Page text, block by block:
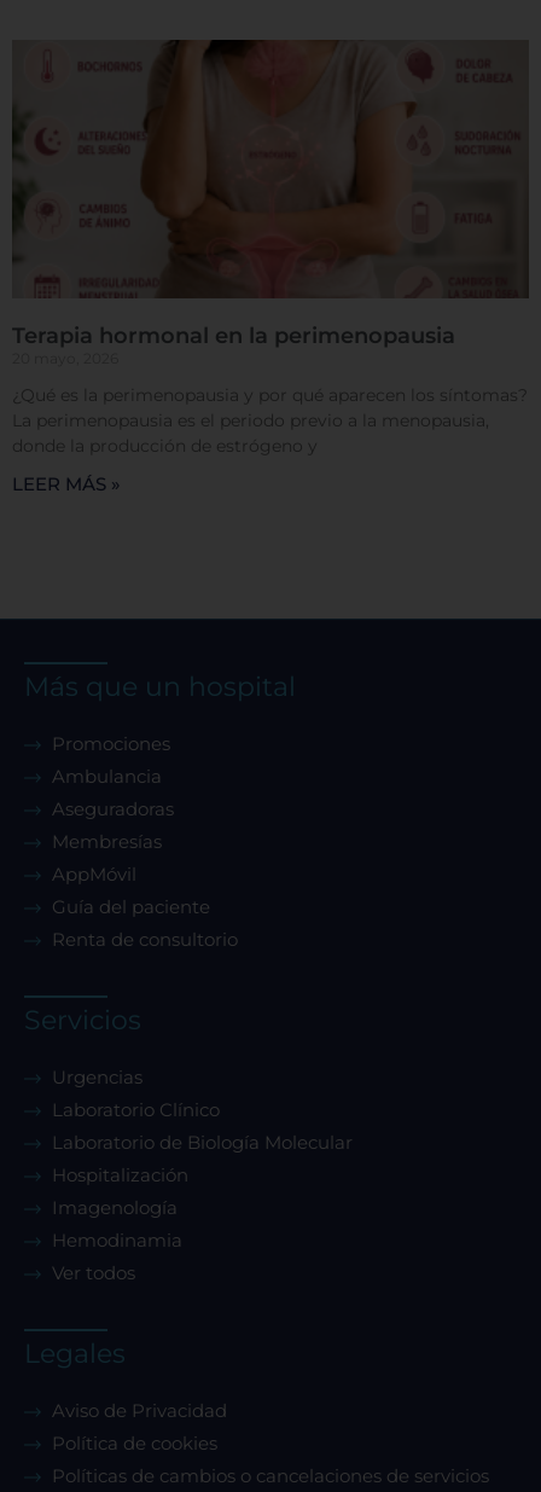
Terapia hormonal en la perimenopausia
¿Qué es la perimenopausia y por qué aparecen los síntomas?
La perimenopausia es el periodo previo a la menopausia,
donde la producción de estrógeno y
LEER MÁS »
Más que un hospital
Promociones
Ambulancia
Aseguradoras
Membresías
AppMóvil
Guía del paciente
Renta de consultorio
Servicios
Urgencias
Laboratorio Clínico
Laboratorio de Biología Molecular
Hospitalización
Imagenología
Hemodinamia
Ver todos
Legales
Aviso de Privacidad
Política de cookies
Políticas de cambios o cancelaciones de servicios
algunos tipos de cookies puede afectar su
experiencia en el sitio y los servicios que podemos
Permitir todas
Cookies dirigidas
Cookies de funcionalidad
Rechazar todas